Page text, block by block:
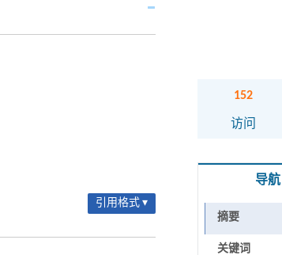
引用格式 ▾
152
访问
导航
摘要
关键词